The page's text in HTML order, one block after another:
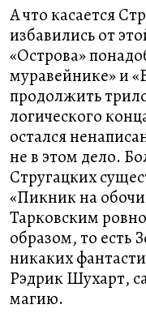
А что касается
избавились от
«Острова»
муравейнике» и
продолжить
логического
остался
не в этом дело.
Стругацких
«Пикник на
Тарковским
образом, то есть
никаких
Рэдрик Шухарт,
магию.